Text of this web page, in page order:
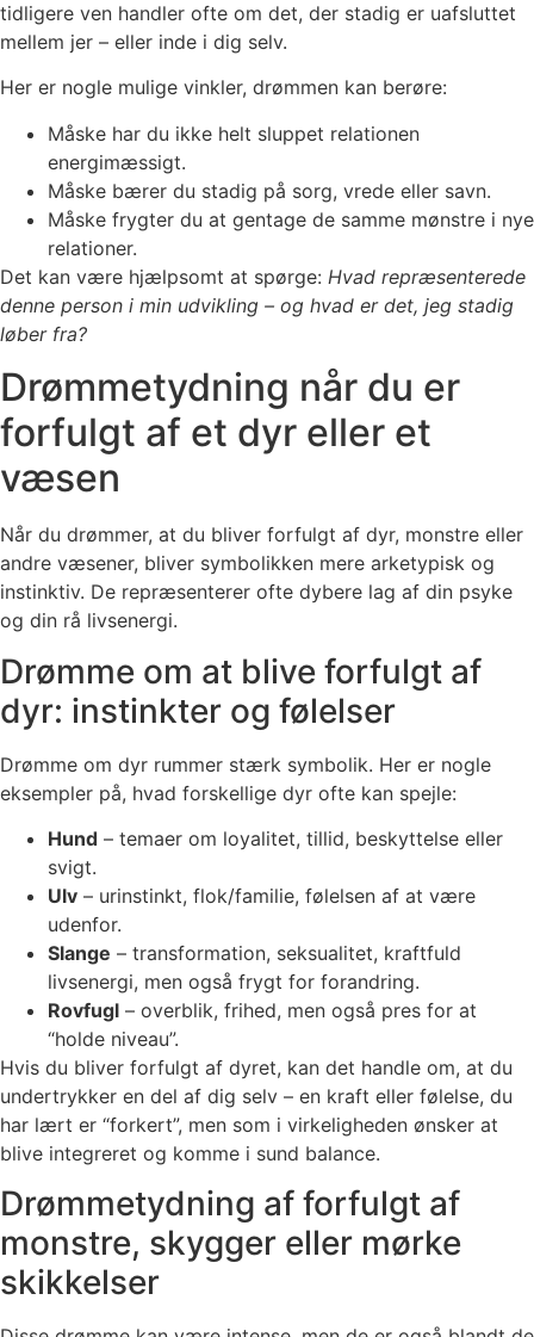
tidligere ven handler ofte om det, der stadig er uafsluttet
mellem jer – eller inde i dig selv.
Her er nogle mulige vinkler, drømmen kan berøre:
Måske har du ikke helt sluppet relationen
energimæssigt.
Måske bærer du stadig på sorg, vrede eller savn.
Måske frygter du at gentage de samme mønstre i nye
relationer.
Det kan være hjælpsomt at spørge: Hvad repræsenterede
denne person i min udvikling – og hvad er det, jeg stadig
løber fra?
Drømmetydning når du er
forfulgt af et dyr eller et
væsen
Når du drømmer, at du bliver forfulgt af dyr, monstre eller
andre væsener, bliver symbolikken mere arketypisk og
instinktiv. De repræsenterer ofte dybere lag af din psyke
og din rå livsenergi.
Drømme om at blive forfulgt af
dyr: instinkter og følelser
Drømme om dyr rummer stærk symbolik. Her er nogle
eksempler på, hvad forskellige dyr ofte kan spejle:
Hund – temaer om loyalitet, tillid, beskyttelse eller
svigt.
Ulv – urinstinkt, flok/familie, følelsen af at være
udenfor.
Slange – transformation, seksualitet, kraftfuld
livsenergi, men også frygt for forandring.
Rovfugl – overblik, frihed, men også pres for at
“holde niveau”.
Hvis du bliver forfulgt af dyret, kan det handle om, at du
undertrykker en del af dig selv – en kraft eller følelse, du
har lært er “forkert”, men som i virkeligheden ønsker at
blive integreret og komme i sund balance.
Drømmetydning af forfulgt af
monstre, skygger eller mørke
skikkelser